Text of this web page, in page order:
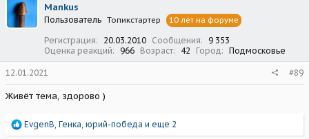
Mankus
Пользователь Топикстартер 10 лет на форуме
Регистрация 20.03.2010 Сообщения
9 353
Оценка реакций
966 Возраст 42 Город Подмосковье
12.01.2021 #89
Живёт тема, здорово )
Р
EvgenB Генка юрий-победа и еще 2